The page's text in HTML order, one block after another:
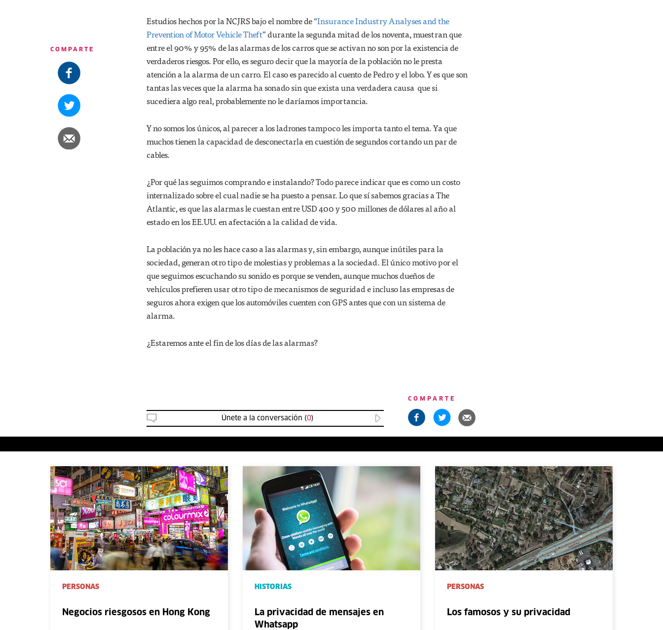
COMPARTE
Estudios hechos por la NCJRS bajo el nombre de “Insurance Industry Analyses and the
Prevention of Motor Vehicle Theft” durante la segunda mitad de los noventa, muestran que
entre el 90% y 95% de las alarmas de los carros que se activan no son por la existencia de
verdaderos riesgos. Por ello, es seguro decir que la mayoría de la población no le presta
atención a la alarma de un carro. El caso es parecido al cuento de Pedro y el lobo. Y es que son
tantas las veces que la alarma ha sonado sin que exista una verdadera causa que si
sucediera algo real, probablemente no le daríamos importancia.
Y no somos los únicos, al parecer a los ladrones tampoco les importa tanto el tema. Ya que
muchos tienen la capacidad de desconectarla en cuestión de segundos cortando un par de
cables.
¿Por qué las seguimos comprando e instalando? Todo parece indicar que es como un costo
internalizado sobre el cual nadie se ha puesto a pensar. Lo que sí sabemos gracias a The
Atlantic, es que las alarmas le cuestan entre USD 400 y 500 millones de dólares al año al
estado en los EE.UU. en afectación a la calidad de vida.
La población ya no les hace caso a las alarmas y, sin embargo, aunque inútiles para la
sociedad, generan otro tipo de molestias y problemas a la sociedad. El único motivo por el
que seguimos escuchando su sonido es porque se venden, aunque muchos dueños de
vehículos prefieren usar otro tipo de mecanismos de seguridad e incluso las empresas de
seguros ahora exigen que los automóviles cuenten con GPS antes que con un sistema de
alarma.
¿Estaremos ante el fin de los días de las alarmas?
Únete a la conversación (0)
COMPARTE
PERSONAS
Negocios riesgosos en Hong Kong
HISTORIAS
La privacidad de mensajes en
Whatsapp
PERSONAS
Los famosos y su privacidad